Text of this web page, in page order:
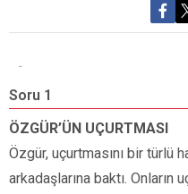
Soru 1
ÖZGÜR’ÜN UÇURTMASI
Özgür, uçurtmasını bir türlü
arkadaşlarına baktı. Onların